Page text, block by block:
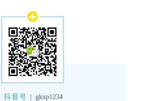
抖音号
gkxp1234